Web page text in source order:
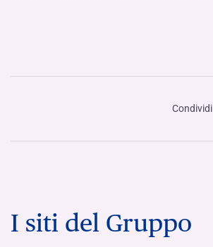
Condividi
I siti del Gruppo